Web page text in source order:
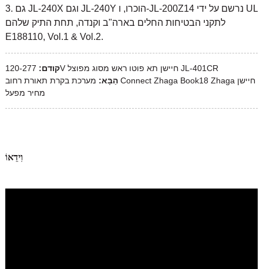
3. גם JL-240X וגם JL-240Y הוכרו, ו-JL-200Z14 נרשם על ידי UL
לתקני הבטיחות החלים בארה"ב וקנדה, תחת התיק שלהם
E188110, Vol.1 & Vol.2.
קודם:
120-277V חיישן תא פוטו ראש מסוג מפוצל JL-401CR
הַבָּא: מערכת בקרת תאורת רחוב Connect Zhaga Book18 Zhaga חיישן
מחיר מפעל
וִידֵאוֹ